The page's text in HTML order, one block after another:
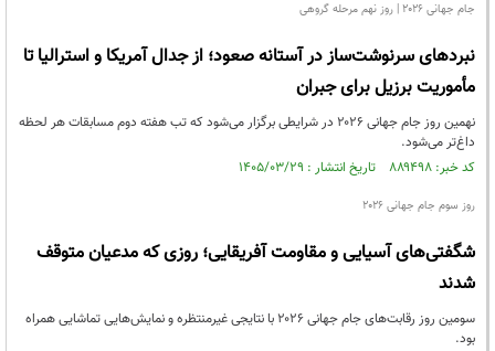
جام جهانی ۲۰۲۶ | روز نهم مرحله گروهی
نبردهای سرنوشت‌ساز در آستانه صعود؛ از جدال آمریکا و استرالیا تا
مأموریت برزیل برای جبران
نهمین روز جام جهانی ۲۰۲۶ در شرایطی برگزار می‌شود که تب هفته دوم مسابقات هر لحظه
داغ‌تر می‌شود.
کد خبر: ۸۸۹۴۹۸ تاریخ انتشار : ۱۴۰۵/۰۳/۲۹
روز سوم جام جهانی ۲۰۲۶
شگفتی‌های آسیایی و مقاومت آفریقایی؛ روزی که مدعیان متوقف
شدند
سومین روز رقابت‌های جام جهانی ۲۰۲۶ با نتایجی غیرمنتظره و نمایش‌هایی تماشایی همراه
بود.